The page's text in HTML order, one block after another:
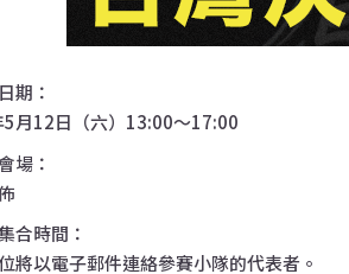
期：
月12日（六）13:00〜17:00
場：
合時間：
將以電子郵件連絡參賽小隊的代表者。